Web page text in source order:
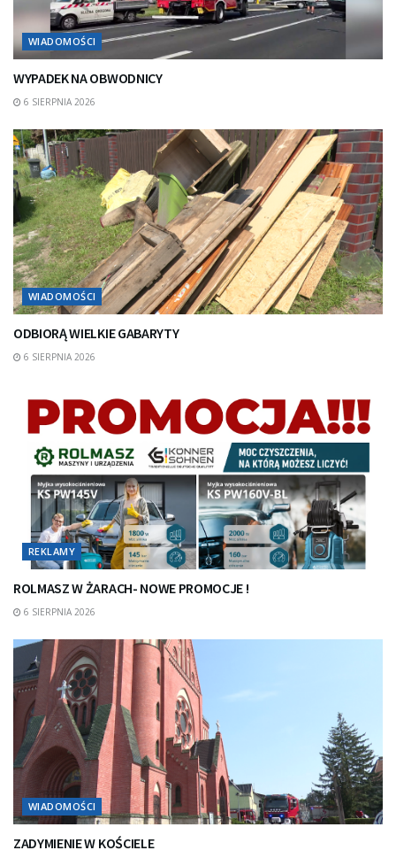
WIADOMOŚCI
WYPADEK NA OBWODNICY
6 SIERPNIA 2026
WIADOMOŚCI
ODBIORĄ WIELKIE GABARYTY
6 SIERPNIA 2026
REKLAMY
ROLMASZ W ŻARACH- NOWE PROMOCJE !
6 SIERPNIA 2026
WIADOMOŚCI
ZADYMIENIE W KOŚCIELE